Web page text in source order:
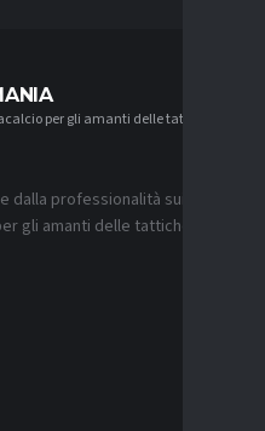
per gli amanti delle tattiche
dalla professionalità sui
gli amanti delle tattiche